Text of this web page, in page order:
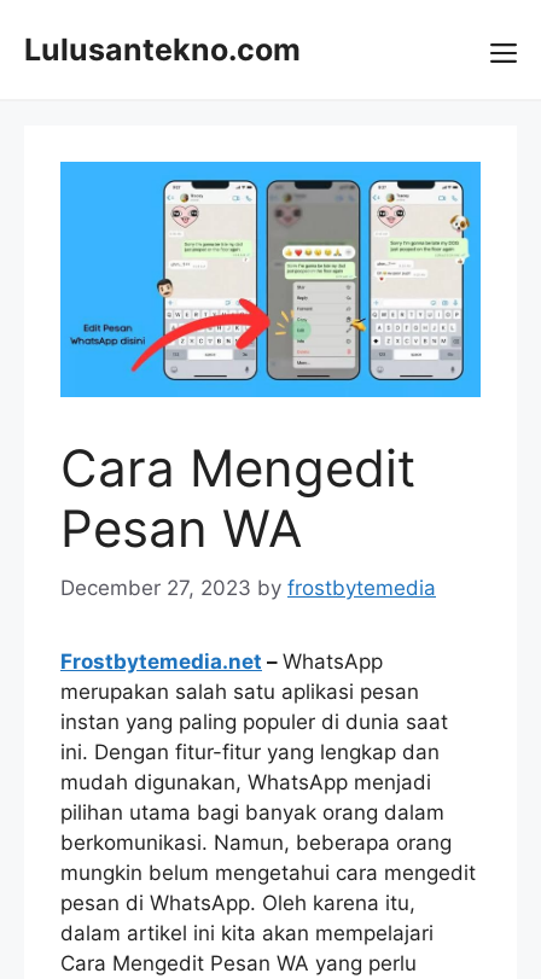
Lulusantekno.com
Cara Mengedit
Pesan WA
December 27, 2023 by frostbytemedia
Frostbytemedia.net – WhatsApp
merupakan salah satu aplikasi pesan
instan yang paling populer di dunia saat
ini. Dengan fitur-fitur yang lengkap dan
mudah digunakan, WhatsApp menjadi
pilihan utama bagi banyak orang dalam
berkomunikasi. Namun, beberapa orang
mungkin belum mengetahui cara mengedit
pesan di WhatsApp. Oleh karena itu,
dalam artikel ini kita akan mempelajari
Cara Mengedit Pesan WA yang perlu